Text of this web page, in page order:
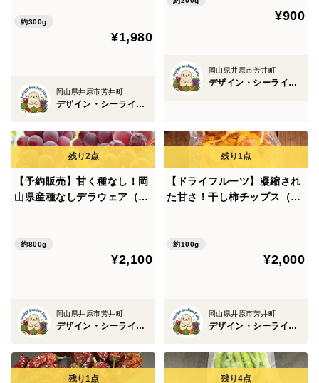
約300g
¥1,980
岡山県井原市芳井町
デザイン・シーライオン・ファーム
¥900
岡山県井原市芳井町
デザイン・シーライオン・ファーム
【予約販売】甘く種なし！岡
山県産種なしデラウェア（約
約800g
¥2,100
岡山県井原市芳井町
デザイン・シーライオン・ファーム
【ドライフルーツ】凝縮され
た甘さ！干し柿チップス（約
約100g
¥2,000
岡山県井原市芳井町
デザイン・シーライオン・ファーム